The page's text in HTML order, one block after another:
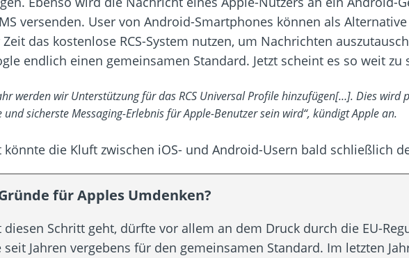
versenden. User von Android-Smartphones können als
das kostenlose RCS-System nutzen, um Nachrichten
endlich einen gemeinsamen Standard. Jetzt scheint es so weit zu
werden wir Unterstützung für das RCS Universal Profile hinzufügen[…]. Dies wird
sicherste Messaging-Erlebnis für Apple-Benutzer sein wird“, kündigt Apple an.
die Kluft zwischen iOS- und Android-Usern bald schließlich
für Apples Umdenken?
diesen Schritt geht, dürfte vor allem an dem Druck durch die EU-
Jahren vergebens für den gemeinsamen Standard. Im letzten